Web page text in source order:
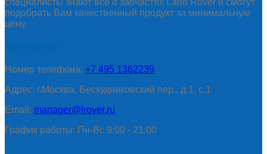
подобрать Вам качественный продукт за минимальную
цену.
Номер телефона: +7 495 1362239
Адрес: г.Москва, Бескудниковский пер., д.1, с.1
Email: manager@lrover.ru
График работы: Пн-Вс 9:00 - 21:00